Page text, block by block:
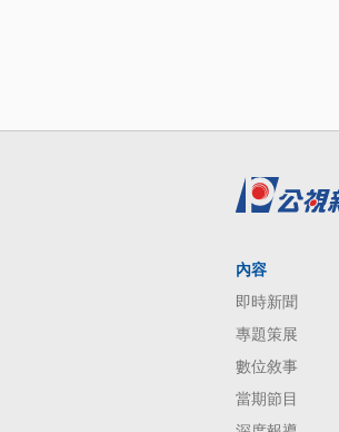
內容
即時新聞
專題策展
數位敘事
當期節目